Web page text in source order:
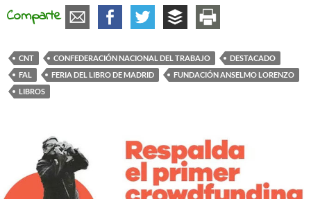
Comparte
CNT CONFEDERACIÓN NACIONAL DEL TRABAJO
DESTACADO
FAL
FERIA DEL LIBRO DE MADRID
FUNDACIÓN ANSELMO LORENZO
LIBROS